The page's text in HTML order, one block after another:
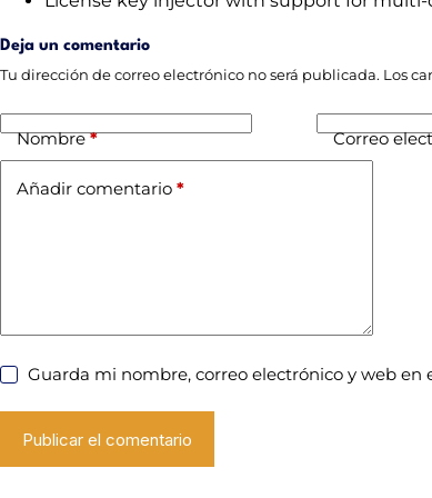
Deja un comentario
Tu dirección de correo electrónico no será publicada. Los
Nombre* Correo
Añadir comentario *
Guarda mi nombre, correo electrónico y web
Publicar el comentario